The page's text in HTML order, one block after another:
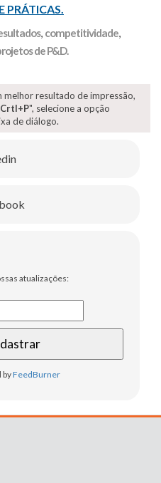
PRÁTICAS.
, competitividade,
de P&D.
melhor resultado de impressão,
Crtl+P", selecione a opção
de diálogo.
atualizações:
byFeedBurner